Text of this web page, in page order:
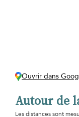
Ouvrir dans
Autour de
Les distances sont